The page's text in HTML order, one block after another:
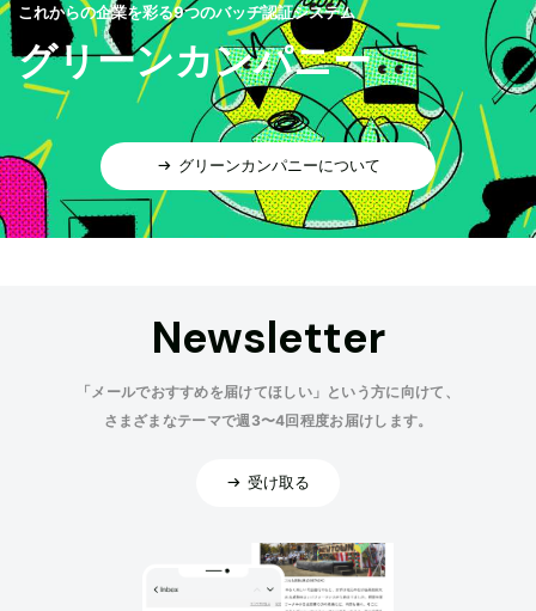
これからの企業を彩る9つのバッヂ認証システム
グリーンカンパニー
グリーンカンパニーについて
Newsletter
「メールでおすすめを届けてほしい」という方に向けて、
さまざまなテーマで週3〜4回程度お届けします。
受け取る